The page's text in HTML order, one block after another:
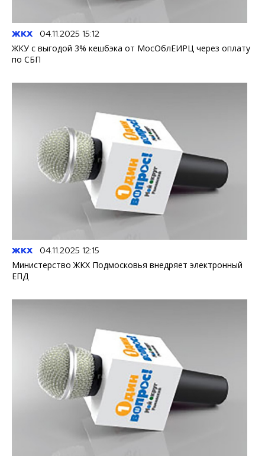
ЖКХ 04.11.2025 15:12
ЖКУ с выгодой 3% кешбэка от МосОблЕИРЦ через оплату
по СБП
ЖКХ 04.11.2025 12:15
Министерство ЖКХ Подмосковья внедряет электронный
ЕПД